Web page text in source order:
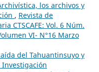
los archivos y
, Revista de
CTSCAFE: Vol. 6 Núm.
VI- N°16 Marzo
del Tahuantinsuyo y
Investigación